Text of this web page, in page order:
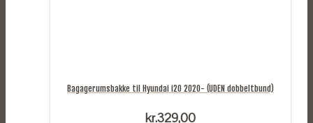
Bagagerumsbakke til Hyundai i20 2020- (UDEN dobbeltbund)
kr.329,00